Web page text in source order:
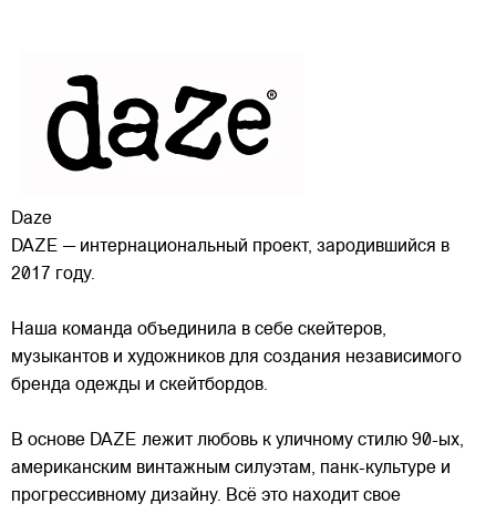
Daze
DAZE — интернациональный проект, зародившийся в
2017 году.
Наша команда объединила в себе скейтеров,
музыкантов и художников для создания независимого
бренда одежды и скейтбордов.
В основе DAZE лежит любовь к уличному стилю 90-ых,
американским винтажным силуэтам, панк-культуре и
прогрессивному дизайну. Всё это находит свое